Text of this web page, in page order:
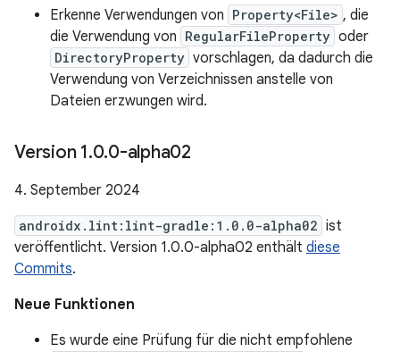
Erkenne Verwendungen von Property<File> , die
die Verwendung von RegularFileProperty oder
DirectoryProperty vorschlagen, da dadurch die
Verwendung von Verzeichnissen anstelle von
Dateien erzwungen wird.
Version 1.0.0-alpha02
4. September 2024
androidx.lint:lint-gradle:1.0.0-alpha02 ist
veröffentlicht. Version 1.0.0-alpha02 enthält diese
Commits.
Neue Funktionen
Es wurde eine Prüfung für die nicht empfohlene